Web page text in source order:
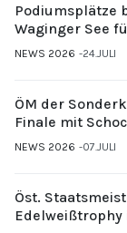
Podiumsplätze
Waginger See
NEWS 2026 24.JULI
ÖM der
Finale mit
NEWS 2026 07.JULI
Öst.